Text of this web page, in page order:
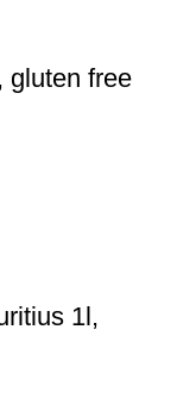
gluten free
1l,